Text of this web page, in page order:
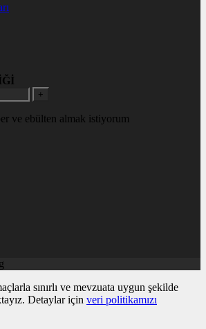
+
ve ebülten almak istiyorum
sınırlı ve mevzuata uygun şekilde
Detaylar için veri politikamızı